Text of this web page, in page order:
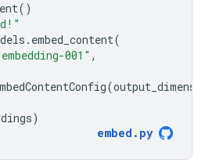
()
. embed_content(
001" ,
(
)
embed . py